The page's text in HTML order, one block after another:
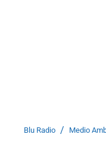
Blu Radio / Medio